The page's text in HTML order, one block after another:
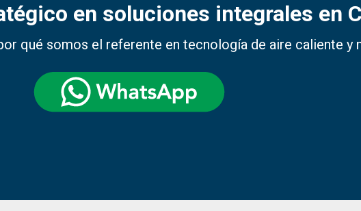
en soluciones integrales en
qué somos el referente en tecnología de aire caliente y